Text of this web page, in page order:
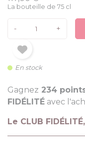
La bouteille de 75 cl
- +
En stock
Gagnez 234
FIDÉLITÉ avec
Le CLUB